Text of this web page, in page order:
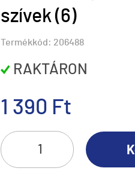
szívek (6)
Termékkód: 206488
RAKTÁRON
1 390 Ft